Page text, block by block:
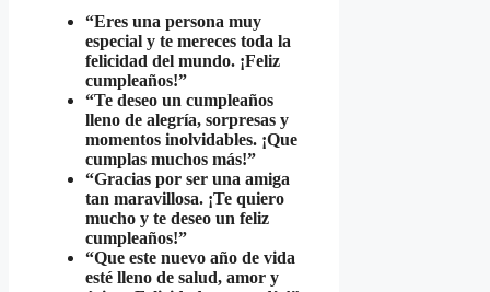
“Eres una persona muy
especial y te mereces toda la
felicidad del mundo. ¡Feliz
cumpleaños!”
“Te deseo un cumpleaños
lleno de alegría, sorpresas y
momentos inolvidables. ¡Que
cumplas muchos más!”
“Gracias por ser una amiga
tan maravillosa. ¡Te quiero
mucho y te deseo un feliz
cumpleaños!”
“Que este nuevo año de vida
esté lleno de salud, amor y